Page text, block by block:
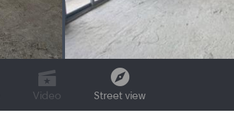
Video Street view